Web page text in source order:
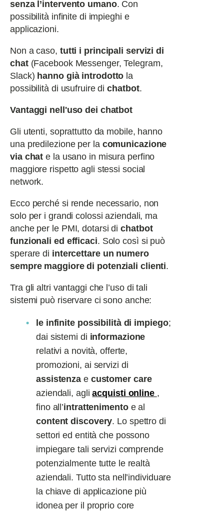
senza l’intervento umano. Con
possibilità infinite di impieghi e
applicazioni.
Non a caso, tutti i principali servizi di
chat(Facebook Messenger, Telegram,
Slack) hanno già introdotto la
possibilità di usufruire dichatbot.
Vantaggi nell'uso dei chatbot
Gli utenti, soprattutto da mobile, hanno
una predilezione per lacomunicazione
via chat e la usano in misura perfino
maggiore rispetto agli stessi social
network.
Ecco perché si rende necessario, non
solo per i grandi colossi aziendali, ma
anche per le PMI, dotarsi dichatbot
funzionali ed efficaci. Solo così si può
sperare di intercettare un numero
sempre maggiore di potenziali clienti.
Tra gli altri vantaggi che l’uso di tali
sistemi può riservare ci sono anche:
le infinite possibilità di impiego;
dai sistemi di informazione
relativi a novità, offerte,
promozioni, ai servizi di
assistenza e customer care
aziendali, agliacquisti online ,
fino all’intrattenimentoe al
content discovery. Lo spettro di
settori ed entità che possono
impiegare tali servizi comprende
potenzialmente tutte le realtà
aziendali. Tutto sta nell’individuare
la chiave di applicazione più
idonea per il proprio core